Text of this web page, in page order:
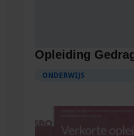
Opleiding
ONDERWIJS